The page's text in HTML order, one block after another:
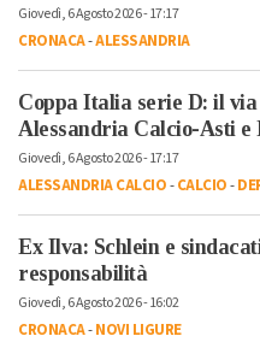
Giovedì, 6 Agosto 2026 - 17:17
CRONACA-ALESSANDRIA
Coppa Italia serie D: il via
Alessandria Calcio-Asti e
Giovedì, 6 Agosto 2026 - 17:17
ALESSANDRIA CALCIO-CALCIO-
Ex Ilva: Schlein e
responsabilità
Giovedì, 6 Agosto 2026 - 16:02
CRONACA-NOVI LIGURE